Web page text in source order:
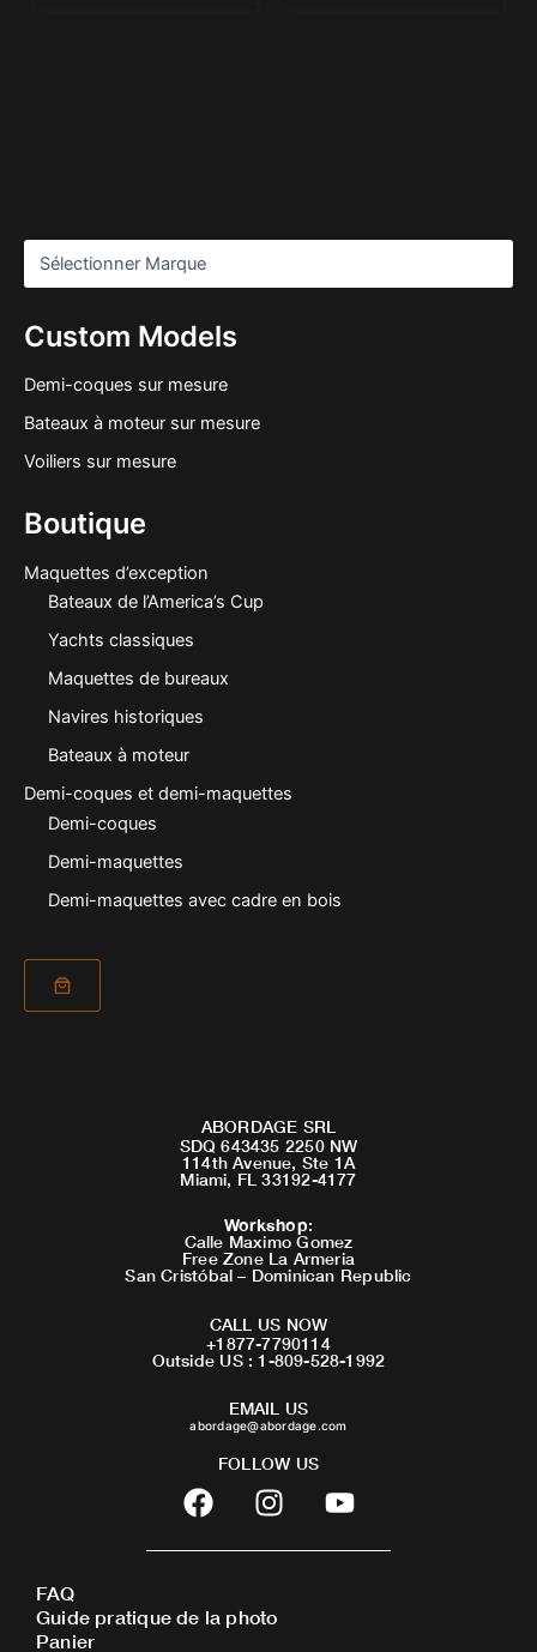
Custom Models
Demi-coques sur mesure
Bateaux à moteur sur mesure
Voiliers sur mesure
Boutique
Maquettes d’exception
Bateaux de l’America’s Cup
Yachts classiques
Maquettes de bureaux
Navires historiques
Bateaux à moteur
Demi-coques et demi-maquettes
Demi-coques
Demi-maquettes
Demi-maquettes avec cadre en bois
ABORDAGE SRL
SDQ 643435 2250 NW
114th Avenue, Ste 1A
Miami, FL 33192-4177
Workshop:
Calle Maximo Gomez
Free Zone La Armeria
San Cristóbal – Dominican Republic
CALL US NOW
+1877-7790114
Outside US : 1-809-528-1992
EMAIL US
abordage@abordage.com
FOLLOW US
F
a
c
b
o
I
n
s
a
g
Y
o
u
FAQ
Guide pratique de la photo
Panier